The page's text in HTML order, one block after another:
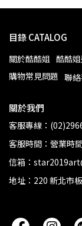
目錄 CATALOG
關於酷酷姐 酷酷
購物常見問題 聯
關於我們
客服專線：
客服時間：營業時
信箱：
地址：220 新北市